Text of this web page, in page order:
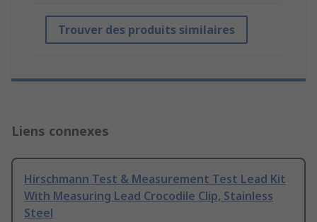
Trouver des produits similaires
Liens connexes
Hirschmann Test & Measurement Test Lead Kit
With Measuring Lead Crocodile Clip, Stainless
Steel